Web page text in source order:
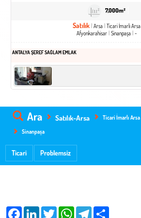
7,000m²
Satılık Arsa
Ticari İmarlı Arsa
Afyonkarahisar
Sinanpaşa -
ANTALYA ŞEREF SAĞLAM EMLAK
Ara Satılık-Arsa Ticari İmarlı Arsa
Sinanpaşa
Ticari Problemsiz
Facebook LinkedIn Twitter WhatsApp Telegram